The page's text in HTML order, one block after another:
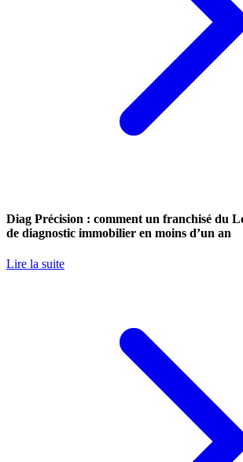
Diag Précision : comment un franchisé du
de diagnostic immobilier en moins d’un an
Lire la suite